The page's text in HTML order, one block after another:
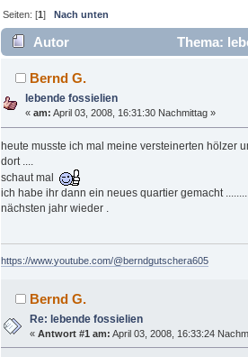
Seiten: [1]Nach unten
Autor
Thema:
(Gelesen 7860 mal)
Bernd G.
lebende fossielien
«am: April 03, 2008, 16:31:30 Nachmittag »
heute musste ich mal meine versteinerten hölzer
dort ....
schaut mal
ich habe ihr dann ein neues quartier gemacht
nächsten jahr wieder .
https://www.youtube.com/@berndgutschera605
Bernd G.
Re: lebende fossielien
«Antwort #1 am: April 03, 2008, 16:33:24